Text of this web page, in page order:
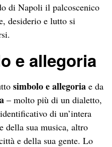
di Napoli il palcoscenico
desiderio e lutto si
e allegoria
simbolo e allegoria e da
– molto più di un dialetto,
di un’intera
della sua musica, altro
e della sua gente. Lo